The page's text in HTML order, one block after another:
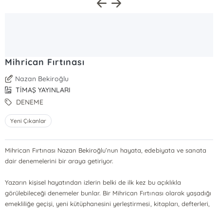
Mihrican Fırtınası
Nazan Bekiroğlu
TİMAŞ YAYINLARI
DENEME
Yeni Çıkanlar
Mihrican Fırtınası Nazan Bekiroğlu’nun hayata, edebiyata ve sanata
dair denemelerini bir araya getiriyor.
Yazarın kişisel hayatından izlerin belki de ilk kez bu açıklıkla
görülebileceği denemeler bunlar. Bir Mihrican Fırtınası olarak yaşadığı
emekliliğe geçişi, yeni kütüphanesini yerleştirmesi, kitapları, defterleri,